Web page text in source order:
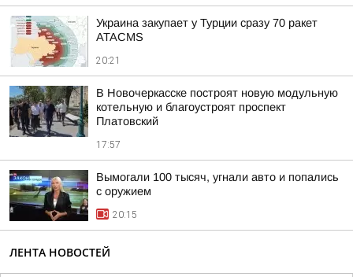
Украина закупает у Турции сразу 70 ракет
ATACMS
20:21
В Новочеркасске построят новую модульную
котельную и благоустроят проспект
Платовский
17:57
Вымогали 100 тысяч, угнали авто и попались
с оружием
20:15
ЛЕНТА НОВОСТЕЙ